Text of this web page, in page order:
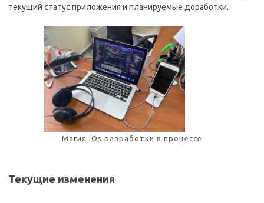
текущий статус приложения и планируемые доработки.
Магия iOs разработки в процессе
Текущие изменения